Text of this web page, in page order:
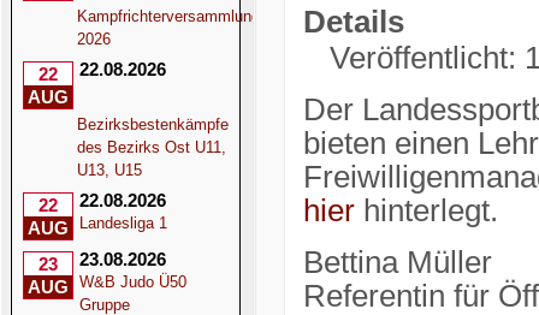
Kampfrichterversammlung
2026
22
AUG
22.08.2026
Bezirksbestenkämpfe
des Bezirks Ost U11,
U13, U15
22
AUG
22.08.2026
Landesliga 1
23
AUG
23.08.2026
W&B Judo Ü50
Gruppe
Details
Veröffentlicht:
Der
bieten einen
hierhinterlegt.
Bettina Müller
Referentin für